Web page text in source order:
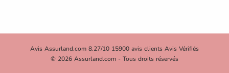
Avis Assurland.com 8.27/10 15900 avis clients Avis Vérifiés
© 2026 Assurland.com - Tous droits réservés